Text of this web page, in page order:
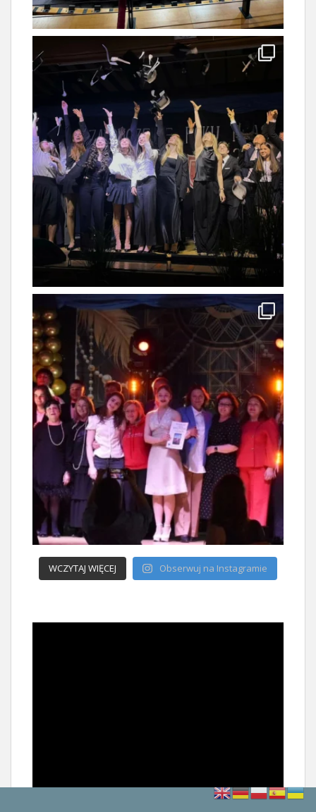
WCZYTAJ WIĘCEJ Obserwuj na Instagramie